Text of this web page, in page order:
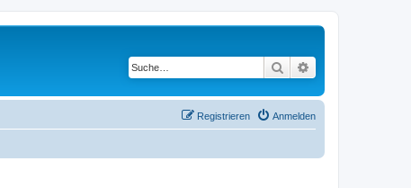
Suche
Anmelden
Registrieren